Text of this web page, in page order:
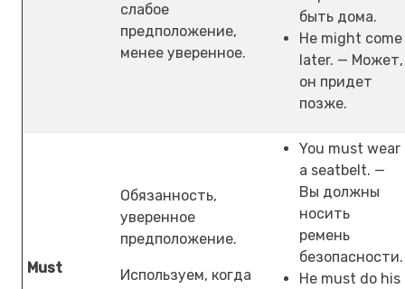
слабое
предположение,
менее уверенное.
быть дома.
He might come
later. — Может,
он придет
позже.
Must
Обязанность,
уверенное
предположение.
Используем, когда
You must wear
a seatbelt. —
Вы должны
носить
ремень
безопасности.
He must do his